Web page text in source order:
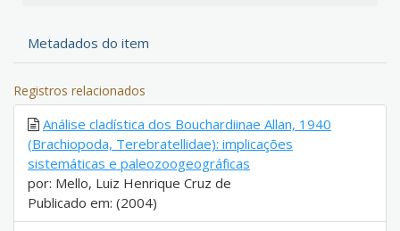
Metadados do item
Registros relacionados
Análise cladística dos Bouchardiinae Allan, 1940
(Brachiopoda, Terebratellidae): implicações
sistemáticas e paleozoogeográficas
por: Mello, Luiz Henrique Cruz de
Publicado em: (2004)